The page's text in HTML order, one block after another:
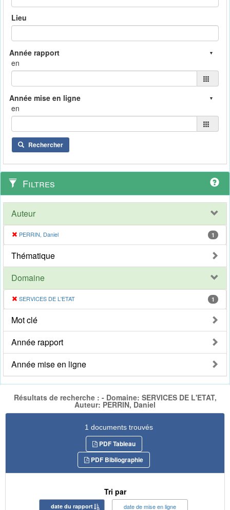
Lieu
en
en
Rechercher
Filtres
Auteur
PERRIN, Daniel 1
Thématique
Domaine
SERVICES DE L'ETAT 1
Mot clé
Année rapport
Année mise en ligne
Résultats de recherche : - Domaine: SERVICES DE L'ETAT,
Auteur: PERRIN, Daniel
1 documents trouvés
PDF Tableau
PDF Bibliographie
Tri par
date du rapport date de mise en ligne